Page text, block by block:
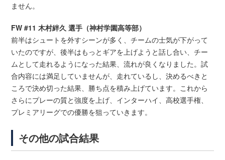
ません。
FW #11 木村絆久 選手（神村学園高等部）
前半はシュートを外すシーンが多く、チームの士気が下がって
いたのですが、後半はもっとギアを上げようと話し合い、チー
ムとして走れるようになった結果、流れが良くなりました。試
合内容には満足していませんが、走れているし、決めるべきと
ころで決め切った結果、勝ち点を積み上げています。これから
さらにプレーの質と強度を上げ、インターハイ、高校選手権、
プレミアリーグでの優勝を狙っていきます。
その他の試合結果